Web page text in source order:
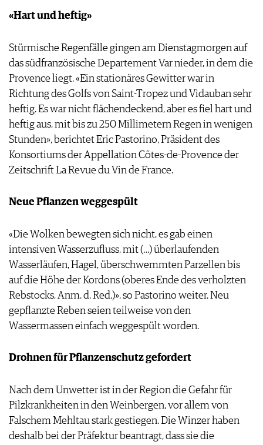
«Hart und heftig»
Stürmische Regenfälle gingen am Dienstagmorgen auf
das südfranzösische Departement Var nieder, in dem die
Provence liegt. «Ein stationäres Gewitter war in
Richtung des Golfs von Saint-Tropez und Vidauban sehr
heftig. Es war nicht flächendeckend, aber es fiel hart und
heftig aus, mit bis zu 250 Millimetern Regen in wenigen
Stunden», berichtet Eric Pastorino, Präsident des
Konsortiums der Appellation Côtes-de-Provence der
Zeitschrift La Revue du Vin de France.
Neue Pflanzen weggespült
«Die Wolken bewegten sich nicht, es gab einen
intensiven Wasserzufluss, mit (…) überlaufenden
Wasserläufen, Hagel, überschwemmten Parzellen bis
auf die Höhe der Kordons (oberes Ende des verholzten
Rebstocks, Anm. d. Red.)», so Pastorino weiter. Neu
gepflanzte Reben seien teilweise von den
Wassermassen einfach weggespült worden.
Drohnen für Pflanzenschutz gefordert
Nach dem Unwetter ist in der Region die Gefahr für
Pilzkrankheiten in den Weinbergen, vor allem von
Falschem Mehltau stark gestiegen. Die Winzer haben
deshalb bei der Präfektur beantragt, dass sie die